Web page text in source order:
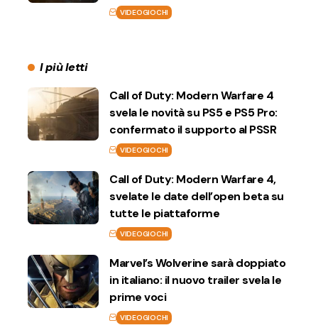
VIDEOGIOCHI
I più letti
Call of Duty: Modern Warfare 4
svela le novità su PS5 e PS5 Pro:
confermato il supporto al PSSR
VIDEOGIOCHI
Call of Duty: Modern Warfare 4,
svelate le date dell’open beta su
tutte le piattaforme
VIDEOGIOCHI
Marvel’s Wolverine sarà doppiato
in italiano: il nuovo trailer svela le
prime voci
VIDEOGIOCHI